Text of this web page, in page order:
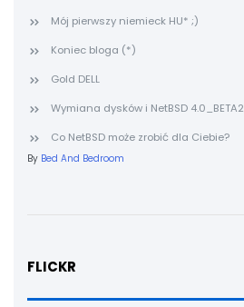
Mój pierwszy niemieck HU* ;)
Koniec bloga (*)
Gold DELL
Wymiana dysków i NetBSD 4.0_BETA2
Co NetBSD może zrobić dla Ciebie?
By Bed And Bedroom
FLICKR